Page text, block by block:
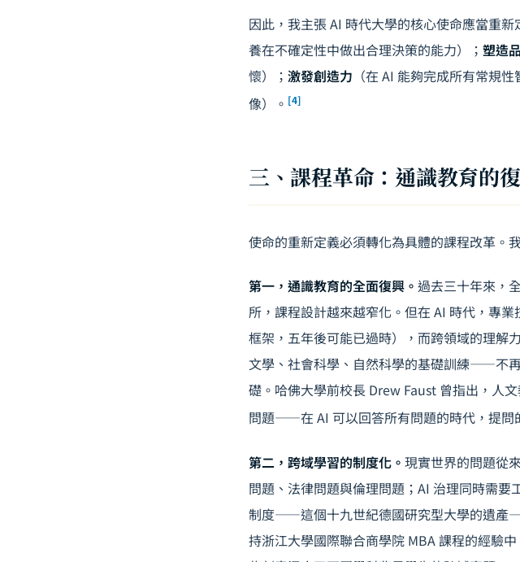
因此，我主張 AI 時代大學的核心使命應當重新
養在不確定性中做出合理決策的能力）； 塑造
懷）； 激發創造力 （在 AI 能夠完成所有常規
像）。 [4]
三、課程革命：通識教育的
使命的重新定義必須轉化為具體的課程改革。
第一，通識教育的全面復興。 過去三十年來，
所，課程設計越來越窄化。但在 AI 時代，專
框架，五年後可能已過時），而跨領域的理
文學、社會科學、自然科學的基礎訓練——不
礎。哈佛大學前校長 Drew Faust 曾指出，人
問題——在 AI 可以回答所有問題的時代，提問
第二，跨域學習的制度化。 現實世界的問題從
問題、法律問題與倫理問題； AI 治理同時需要
制度——這個十九世紀德國研究型大學的遺產
持浙江大學國際聯合商學院 MBA 課程的經驗